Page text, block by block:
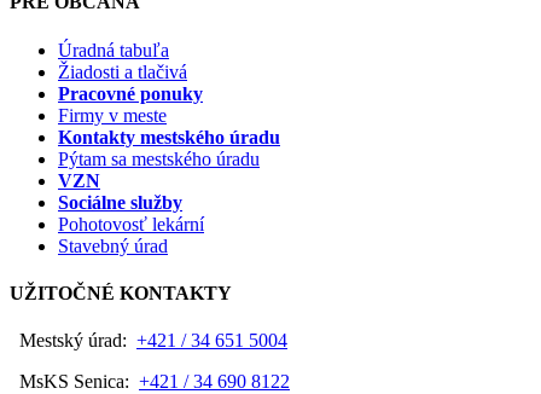
Úradná tabuľa
Žiadosti a tlačivá
Pracovné ponuky
Firmy v meste
Kontakty mestského úradu
Pýtam sa mestského úradu
VZN
Sociálne služby
Pohotovosť lekární
Stavebný úrad
UŽITOČNÉ KONTAKTY
Mestský úrad: +421 / 34 651 5004
MsKS Senica: +421 / 34 690 8122